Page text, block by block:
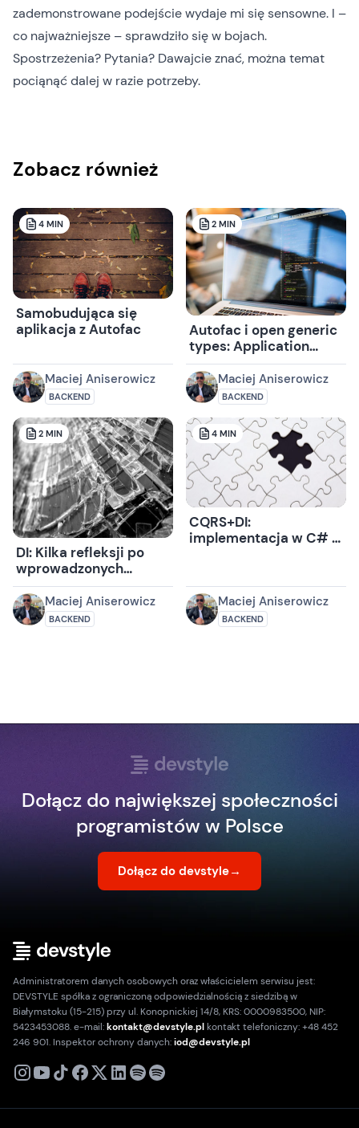
zademonstrowane podejście wydaje mi się sensowne. I –
co najważniejsze – sprawdziło się w bojach.
Spostrzeżenia? Pytania? Dawajcie znać, można temat
pociąnąć dalej w razie potrzeby.
Zobacz również
4 MIN
Samobudująca się
aplikacja z Autofac
Maciej Aniserowicz
BACKEND
2 MIN
Autofac i open generic
types: Application
Events revisited
Maciej Aniserowicz
BACKEND
2 MIN
DI: Kilka refleksji po
wprowadzonych
zmianach
Maciej Aniserowicz
BACKEND
4 MIN
CQRS+DI:
implementacja w C# i
Maciej Aniserowicz
BACKEND
Dołącz do największej społeczności
programistów w Polsce
Dołącz do devstyle→
Administratorem danych osobowych oraz właścicielem serwisu jest:
DEVSTYLE spółka z ograniczoną odpowiedzialnością z siedzibą w
Białymstoku (15-215) przy ul. Konopnickiej 14/8, KRS: 0000983500, NIP:
5423453088. e-mail:kontakt@devstyle.plkontakt telefoniczny: +48 452
246 901. Inspektor ochrony danych:iod@devstyle.pl
X